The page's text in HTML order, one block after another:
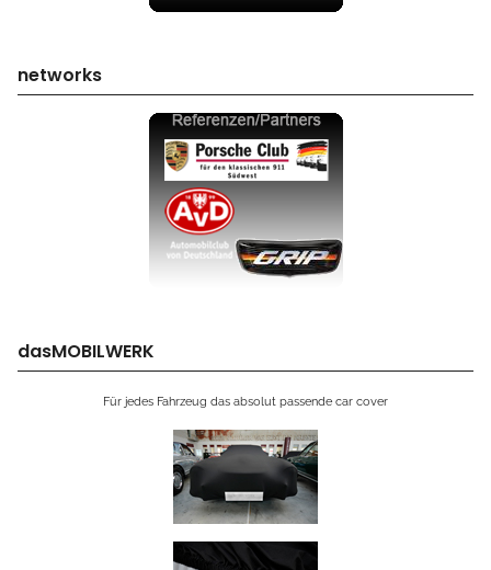
networks
dasMOBILWERK
Für jedes Fahrzeug das absolut passende car cover